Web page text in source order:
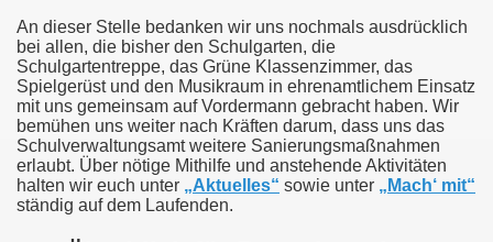
An dieser Stelle bedanken wir uns nochmals ausdrücklich
bei allen, die bisher den Schulgarten, die
Schulgartentreppe, das Grüne Klassenzimmer, das
Spielgerüst und den Musikraum in ehrenamtlichem Einsatz
mit uns gemeinsam auf Vordermann gebracht haben. Wir
bemühen uns weiter nach Kräften darum, dass uns das
Schulverwaltungsamt weitere Sanierungsmaßnahmen
erlaubt. Über nötige Mithilfe und anstehende Aktivitäten
halten wir euch unter „Aktuelles“ sowie unter „Mach‘ mit“
ständig auf dem Laufenden.